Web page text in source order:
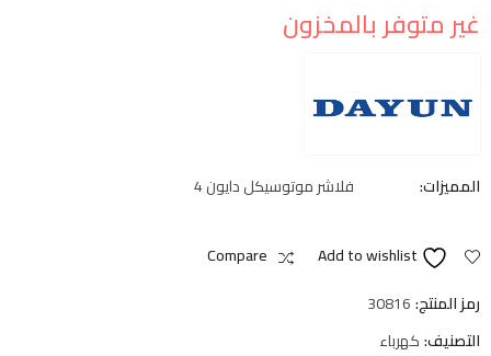
غير متوفر بالمخزون
المميزات: فلاشر موتوسيكل دايون 4
Add to wishlist
Compare
رمز المنتج:30816
التصنيف:كهرباء